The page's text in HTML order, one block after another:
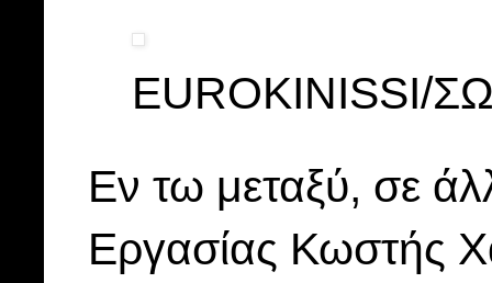
Εν τω μεταξύ, σε
Εργασίας Κωστής